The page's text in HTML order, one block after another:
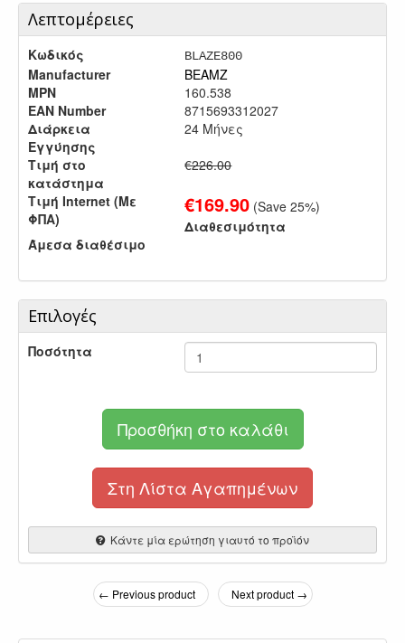
Λεπτομέρειες
Κωδικός BLAZE800
Manufacturer
BEAMZ
MPN
160.538
EAN Number
8715693312027
Διάρκεια
Εγγύησης
24 Μήνες
Τιμή στο
κατάστημα
€226.00
Τιμή Internet (Με
ΦΠΑ)
€169.90 (Save25%)
Διαθεσιμότητα
Άμεσα διαθέσιμο
Επιλογές
Ποσότητα
Προσθήκη στο καλάθι
Στη Λίστα Αγαπημένων
Κάντε μία ερώτηση γιαυτό το προϊόν
← Previous product Next product →